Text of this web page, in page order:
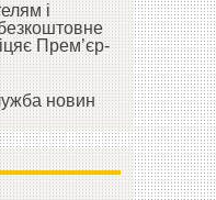
і
Прем’єр-
новин